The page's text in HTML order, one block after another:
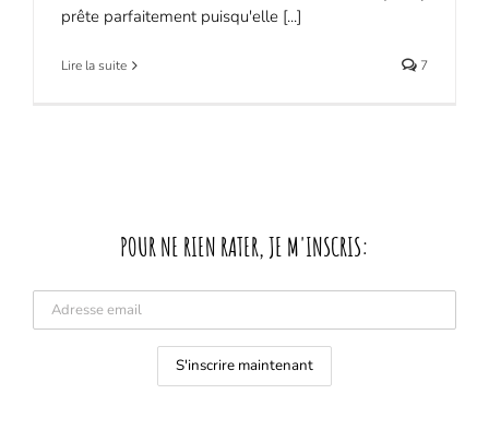
prête parfaitement puisqu'elle [...]
Lire la suite 7
POUR NE RIEN RATER, JE M'INSCRIS: